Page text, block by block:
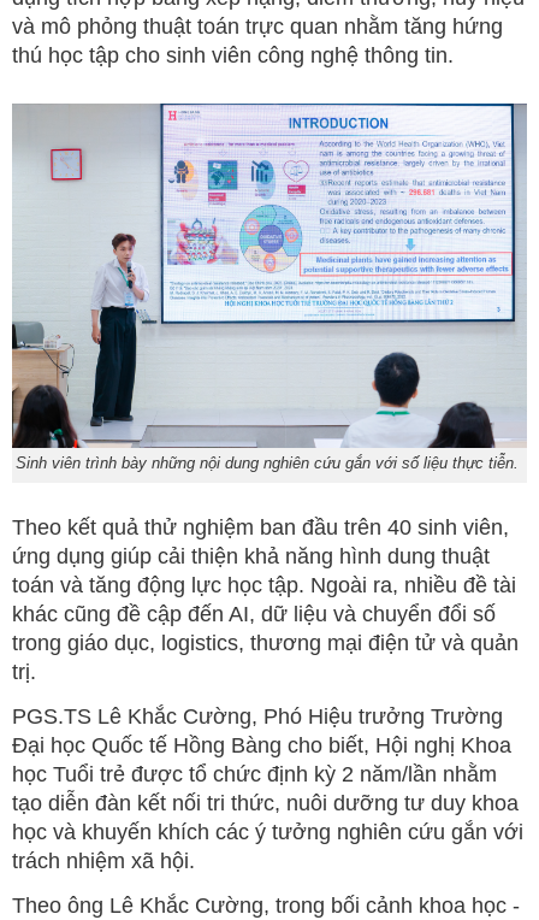
và mô phỏng thuật toán trực quan nhằm tăng hứng
thú học tập cho sinh viên công nghệ thông tin.
Sinh viên trình bày những nội dung nghiên cứu gắn với số liệu thực tiễn.
Theo kết quả thử nghiệm ban đầu trên 40 sinh viên,
ứng dụng giúp cải thiện khả năng hình dung thuật
toán và tăng động lực học tập. Ngoài ra, nhiều đề tài
khác cũng đề cập đến AI, dữ liệu và chuyển đổi số
trong giáo dục, logistics, thương mại điện tử và quản
trị.
PGS.TS Lê Khắc Cường, Phó Hiệu trưởng Trường
Đại học Quốc tế Hồng Bàng cho biết, Hội nghị Khoa
học Tuổi trẻ được tổ chức định kỳ 2 năm/lần nhằm
tạo diễn đàn kết nối tri thức, nuôi dưỡng tư duy khoa
học và khuyến khích các ý tưởng nghiên cứu gắn với
trách nhiệm xã hội.
Theo ông Lê Khắc Cường, trong bối cảnh khoa học -